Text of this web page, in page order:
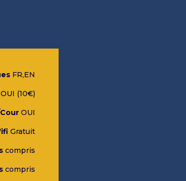
FR,EN
OUI (10€)
OUI
Gratuit
compris
compris